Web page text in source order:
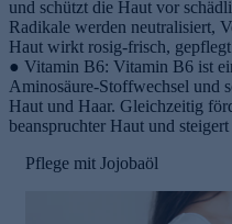
und schützt die Haut vor
Radikale werden neutralisiert,
Haut wirkt rosig-frisch,
● Vitamin B6: Vitamin B6 ist
Aminosäure-Stoffwechsel und
Haut und Haar. Gleichzeitig
beanspruchter Haut und
Pflege mit Jojobaöl